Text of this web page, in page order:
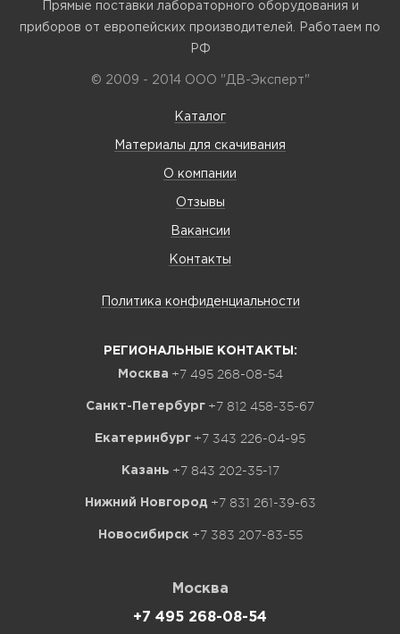
Прямые поставки лабораторного оборудования и
приборов от европейских производителей. Работаем по
РФ
© 2009 - 2014 ООО "ДВ-Эксперт"
Каталог
Материалы для скачивания
О компании
Отзывы
Вакансии
Контакты
Политика конфиденциальности
РЕГИОНАЛЬНЫЕ КОНТАКТЫ:
Москва +7 495 268-08-54
Санкт-Петербург +7 812 458-35-67
Екатеринбург +7 343 226-04-95
Казань +7 843 202-35-17
Нижний Новгород +7 831 261-39-63
Новосибирск +7 383 207-83-55
Москва
+7 495 268-08-54